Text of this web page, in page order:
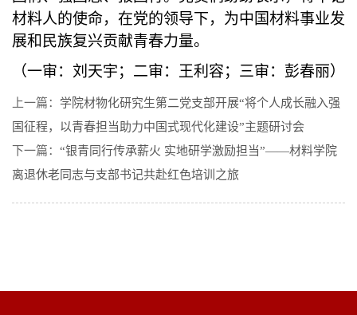
材料人的使命，在党的领导下，为中国材料事业发
展和民族复兴贡献青春力量。
（一审：刘天宇；二审：王利容；三审：彭春丽）
上一篇： 学院材物化研究生第二党支部开展“将个人成长融入强
国征程，以青春担当助力中国式现代化建设”主题研讨会
下一篇： “银青同行传承薪火 实地研学激励担当”——材料学院
离退休老同志与支部书记共赴红色培训之旅